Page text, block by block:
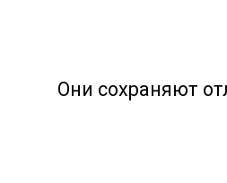
Они сохраняют